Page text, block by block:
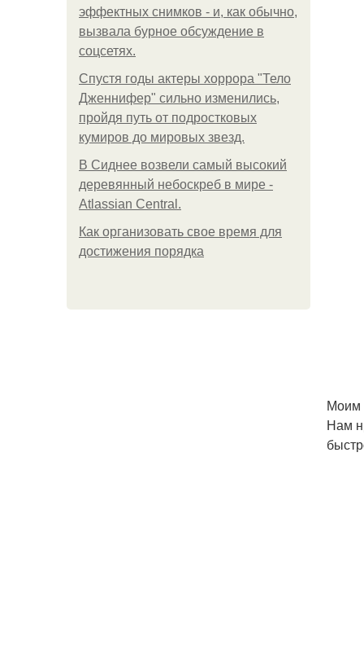
эффектных снимков - и, как обычно,
вызвала бурное обсуждение в
соцсетях.
Спустя годы актеры хоррора "Тело
Дженнифер" сильно изменились,
пройдя путь от подростковых
кумиров до мировых звезд.
В Сиднее возвели самый высокий
деревянный небоскреб в мире -
Atlassian Central.
Как организовать свое время для
достижения порядка
Моим
Нам